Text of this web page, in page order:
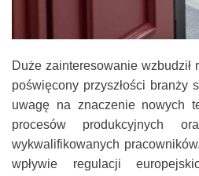
Duże zainteresowanie
poświęcony przyszłości branży
uwagę na znaczenie nowych
procesów produkcyjnych
wykwalifikowanych
wpływie regulacji